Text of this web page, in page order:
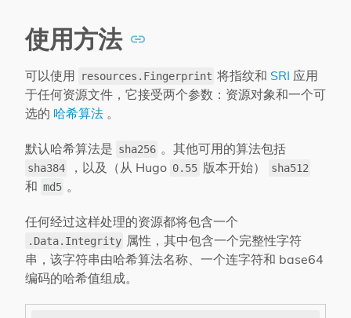
使用方法
可以使用 resources.Fingerprint 将指纹和 SRI 应用
于任何资源文件，它接受两个参数：资源对象和一个可
选的 哈希算法 。
默认哈希算法是 sha256 。其他可用的算法包括
sha384 ，以及（从 Hugo 0.55 版本开始） sha512
和 md5 。
任何经过这样处理的资源都将包含一个
.Data.Integrity 属性，其中包含一个完整性字符
串，该字符串由哈希算法名称、一个连字符和 base64
编码的哈希值组成。